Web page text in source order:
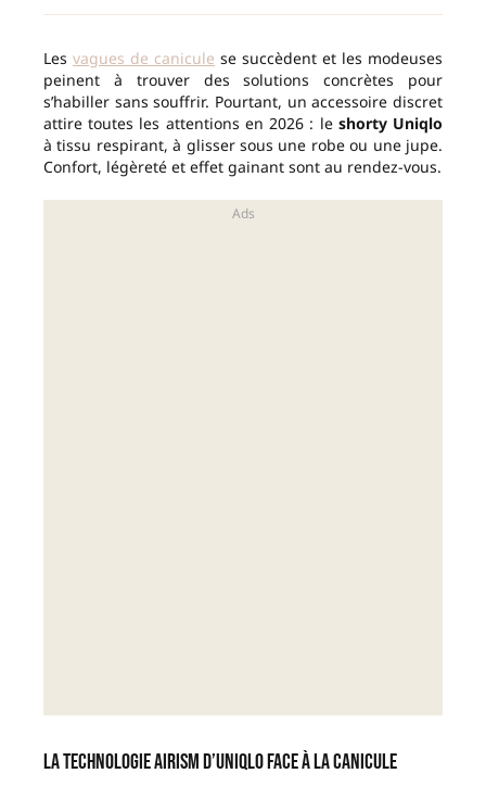
Les vagues de canicule se succèdent et les modeuses
peinent à trouver des solutions concrètes pour
s’habiller sans souffrir. Pourtant, un accessoire discret
attire toutes les attentions en 2026 : le shorty Uniqlo
à tissu respirant, à glisser sous une robe ou une jupe.
Confort, légèreté et effet gainant sont au rendez-vous.
La technologie Airism d’Uniqlo face à la canicule